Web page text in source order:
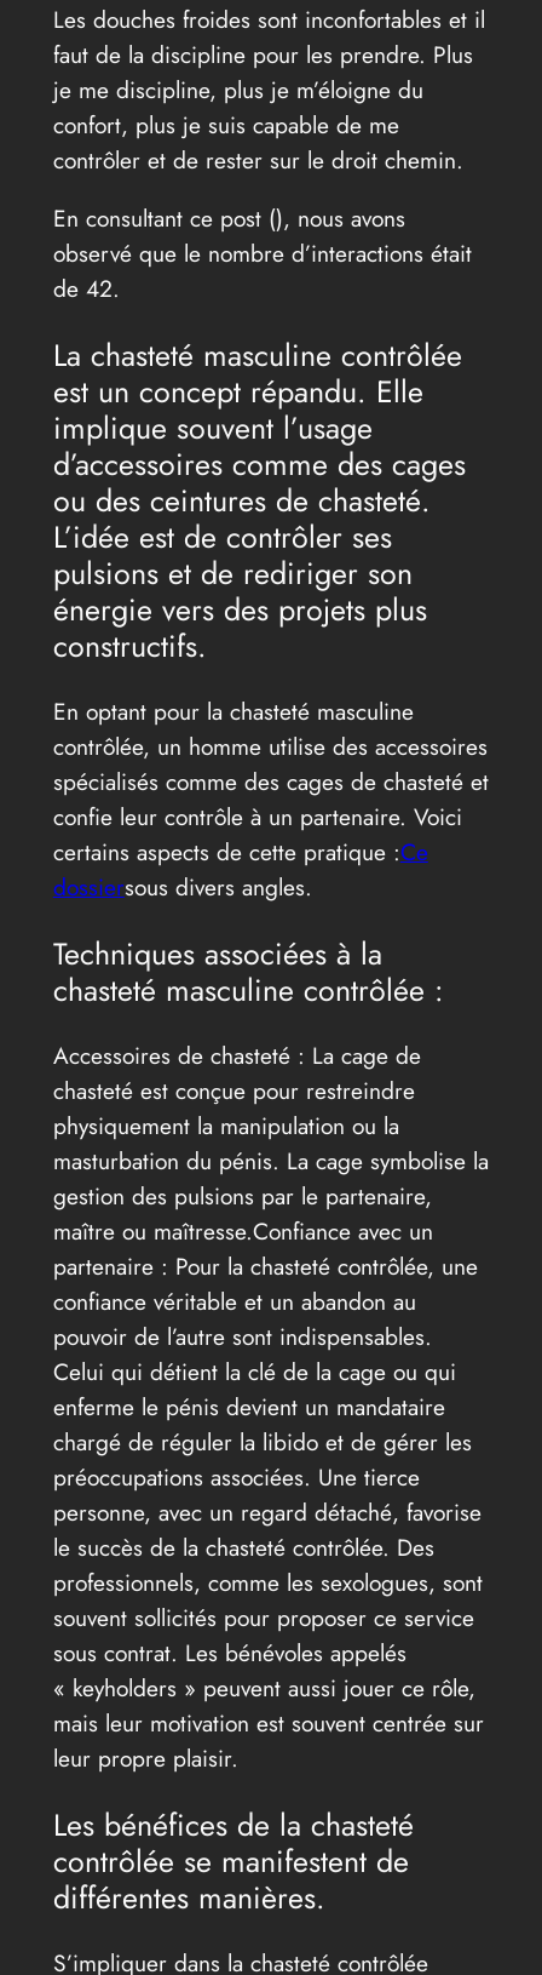
Les douches froides sont inconfortables et il
faut de la discipline pour les prendre. Plus
je me discipline, plus je m’éloigne du
confort, plus je suis capable de me
contrôler et de rester sur le droit chemin.
En consultant ce post (), nous avons
observé que le nombre d’interactions était
de 42.
La chasteté masculine contrôlée
est un concept répandu. Elle
implique souvent l’usage
d’accessoires comme des cages
ou des ceintures de chasteté.
L’idée est de contrôler ses
pulsions et de rediriger son
énergie vers des projets plus
constructifs.
En optant pour la chasteté masculine
contrôlée, un homme utilise des accessoires
spécialisés comme des cages de chasteté et
confie leur contrôle à un partenaire. Voici
certains aspects de cette pratique :Ce
dossiersous divers angles.
Techniques associées à la
chasteté masculine contrôlée :
Accessoires de chasteté : La cage de
chasteté est conçue pour restreindre
physiquement la manipulation ou la
masturbation du pénis. La cage symbolise la
gestion des pulsions par le partenaire,
maître ou maîtresse.Confiance avec un
partenaire : Pour la chasteté contrôlée, une
confiance véritable et un abandon au
pouvoir de l’autre sont indispensables.
Celui qui détient la clé de la cage ou qui
enferme le pénis devient un mandataire
chargé de réguler la libido et de gérer les
préoccupations associées. Une tierce
personne, avec un regard détaché, favorise
le succès de la chasteté contrôlée. Des
professionnels, comme les sexologues, sont
souvent sollicités pour proposer ce service
sous contrat. Les bénévoles appelés
« keyholders » peuvent aussi jouer ce rôle,
mais leur motivation est souvent centrée sur
leur propre plaisir.
Les bénéfices de la chasteté
contrôlée se manifestent de
différentes manières.
S’impliquer dans la chasteté contrôlée